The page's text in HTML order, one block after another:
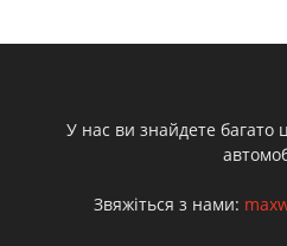
У нас ви знайдете багато
Звяжіться з нами: